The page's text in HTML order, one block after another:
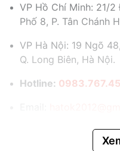
VP Hồ Chí Minh: 21/2
Phố 8, P. Tân Chánh
VP Hà Nội: 19 Ngõ
Q. Long Biên, Hà Nội.
Hotline: